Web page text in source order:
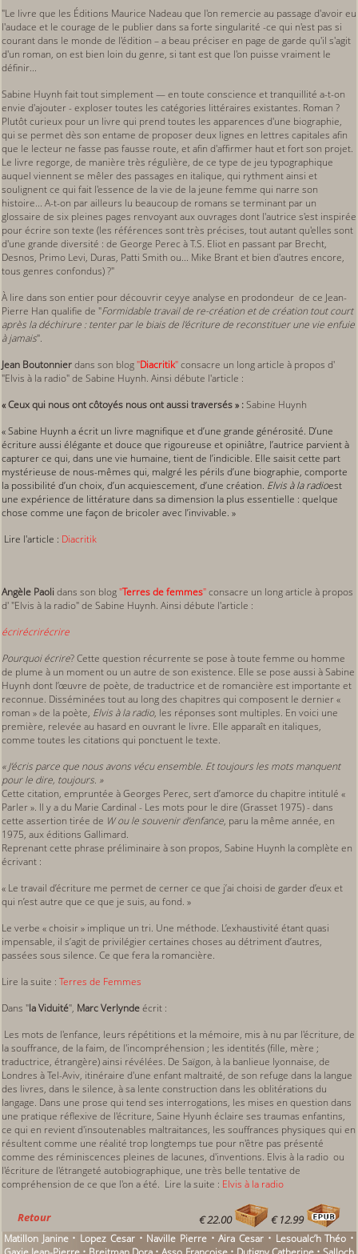
"Le livre que les Éditions Maurice Nadeau que l'on remercie au passage d'avoir eu
l'audace et le courage de le publier dans sa forte singularité -ce qui n'est pas si
courant dans le monde de l'édition – a beau préciser en page de garde qu'il s'agit
d'un roman, on est bien loin du genre, si tant est que l'on puisse vraiment le
définir...
Sabine Huynh fait tout simplement — en toute conscience et tranquillité a-t-on
envie d'ajouter - exploser toutes les catégories littéraires existantes. Roman ?
Plutôt curieux pour un livre qui prend toutes les apparences d'une biographie,
qui se permet dès son entame de proposer deux lignes en lettres capitales afin
que le lecteur ne fasse pas fausse route, et afin d'affirmer haut et fort son projet.
Le livre regorge, de manière très régulière, de ce type de jeu typographique
auquel viennent se mêler des passages en italique, qui rythment ainsi et
soulignent ce qui fait l'essence de la vie de la jeune femme qui narre son
histoire... A-t-on par ailleurs lu beaucoup de romans se terminant par un
glossaire de six pleines pages renvoyant aux ouvrages dont l'autrice s'est inspirée
pour écrire son texte (les références sont très précises, tout autant qu'elles sont
d'une grande diversité : de George Perec à T.S. Eliot en passant par Brecht,
Desnos, Primo Levi, Duras, Patti Smith ou... Mike Brant et bien d'autres encore,
tous genres confondus) ?"
À lire dans son entier pour découvrir ceyye analyse en prodondeur de ce Jean-
Pierre Han qualifie de "Formidable travail de re-création et de création tout court
après la déchirure : tenter par le biais de l'écriture de reconstituer une vie enfuie
à jamais".
Jean Boutonnierdans son blog"Diacritik"consacre un long article à propos d'
"Elvis à la radio" de Sabine Huynh. Ainsi débute l'article :
« Ceux qui nous ont côtoyés nous ont aussi traversés » :Sabine Huynh
« Sabine Huynh a écrit un livre magnifique et d’une grande générosité. D’une
écriture aussi élégante et douce que rigoureuse et opiniâtre, l’autrice parvient à
capturer ce qui, dans une vie humaine, tient de l’indicible. Elle saisit cette part
mystérieuse de nous-mêmes qui, malgré les périls d’une biographie, comporte
la possibilité d’un choix, d’un acquiescement, d’une création. Elvis à la radioest
une expérience de littérature dans sa dimension la plus essentielle : quelque
chose comme une façon de bricoler avec l’invivable. »
Lire l'article : Diacritik
Angèle Paoli dans son blog"Terres de femmes"consacre un long article à propos
d' "Elvis à la radio" de Sabine Huynh. Ainsi débute l'article :
écrirécrirécrire
Pourquoi écrire? Cette question récurrente se pose à toute femme ou homme
de plume à un moment ou un autre de son existence. Elle se pose aussi à Sabine
Huynh dont l’œuvre de poète, de traductrice et de romancière est importante et
reconnue. Disséminées tout au long des chapitres qui composent le dernier «
roman » de la poète, Elvis à la radio, les réponses sont multiples. En voici une
première, relevée au hasard en ouvrant le livre. Elle apparaît en italiques,
comme toutes les citations qui ponctuent le texte.
« J’écris parce que nous avons vécu ensemble. Et toujours les mots manquent
pour le dire, toujours. »
Cette citation, empruntée à Georges Perec, sert d’amorce du chapitre intitulé «
Parler ». Il y a du Marie Cardinal - Les mots pour le dire (Grasset 1975) - dans
cette assertion tirée de W ou le souvenir d’enfance, paru la même année, en
1975, aux éditions Gallimard.
Reprenant cette phrase préliminaire à son propos, Sabine Huynh la complète en
écrivant :
« Le travail d’écriture me permet de cerner ce que j’ai choisi de garder d’eux et
qui n’est autre que ce que je suis, au fond. »
Le verbe « choisir » implique un tri. Une méthode. L’exhaustivité étant quasi
impensable, il s’agit de privilégier certaines choses au détriment d’autres,
passées sous silence. Ce que fera la romancière.
Lire la suite : Terres de Femmes
Dans "la Viduité", Marc Verlyndeécrit :
Les mots de l'enfance, leurs répétitions et la mémoire, mis à nu par l'écriture, de
la souffrance, de la faim, de l'incompréhension ; les identités (fille, mère ;
traductrice, étrangère) ainsi révélées. De Saïgon, à la banlieue lyonnaise, de
Londres à Tel-Aviv, itinéraire d'une enfant maltraité, de son refuge dans la langue
des livres, dans le silence, à sa lente construction dans les oblitérations du
langage. Dans une prose qui tend ses interrogations, les mises en question dans
une pratique réflexive de l'écriture, Saine Hyunh éclaire ses traumas enfantins,
ce qui en revient d'insoutenables maltraitances, les souffrances physiques qui en
résultent comme une réalité trop longtemps tue pour n'être pas présenté
comme des réminiscences pleines de lacunes, d'inventions. Elvis à la radio ou
l'écriture de l'étrangeté autobiographique, une très belle tentative de
compréhension de ce que l'on a été. Lire la suite : Elvis à la radio
Retour € 22.00 € 12.99
Matillon Janine • Lopez Cesar • Naville Pierre • Aira Cesar • Lesoualc’h Théo •